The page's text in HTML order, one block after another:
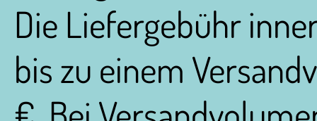
Die Liefergebühr
bis zu einem